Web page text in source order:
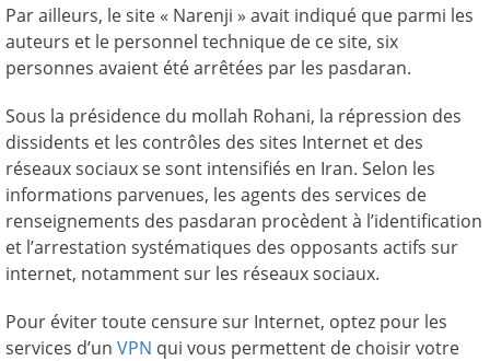
Par ailleurs, le site « Narenji » avait indiqué que parmi les
auteurs et le personnel technique de ce site, six
personnes avaient été arrêtées par les pasdaran.
Sous la présidence du mollah Rohani, la répression des
dissidents et les contrôles des sites Internet et des
réseaux sociaux se sont intensifiés en Iran. Selon les
informations parvenues, les agents des services de
renseignements des pasdaran procèdent à l’identification
et l’arrestation systématiques des opposants actifs sur
internet, notamment sur les réseaux sociaux.
Pour éviter toute censure sur Internet, optez pour les
services d’un VPN qui vous permettent de choisir votre